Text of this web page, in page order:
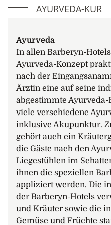
Bereits beim ersten
tropische Natur strahlt
eigens für das Barberyn
Bauweise des
aus. Diese überträgt
gesamte Atmosphäre
von den verschiedenen
der Wissenschaft vom
wird sehr viel Wert
Kur optimal durch die
unterstützen. Mittags
angeboten, jedoch wird
Ärztin durch das
Auswahl der Speisen
jedem Gast ein Menu
Gästezimmer
AYURVEDA-KUR
Ayurveda
In allen Barberyn-
Ayurveda-Konzept
nach der
Ärztin eine auf seine
abgestimmte
viele verschiedene
inklusive Akupunktur.
gehört auch ein
die Gäste nach den
Liegestühlen im
ihnen die speziellen
appliziert werden. Die
der Barberyn-Hotels
und Kräuter sowie die
Gemüse und Früchte